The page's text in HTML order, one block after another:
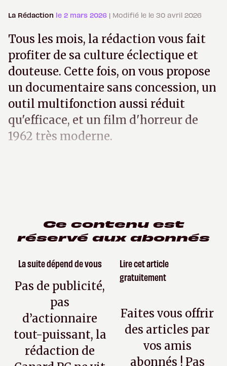
La Rédaction le 2 mars 2026 | Modifié le le 30 avril 2026
Tous les mois, la rédaction vous fait
profiter de sa culture éclectique et
douteuse. Cette fois, on vous propose
un documentaire sans concession, un
outil multifonction aussi réduit
qu'efficace, et un film d'horreur de
1962 très moderne.
Ce contenu est
réservé aux abonnés
La suite dépend de vous
Pas de publicité,
pas
d’actionnaire
tout-puissant, la
rédaction de
Lire cet article
gratuitement
Faites vous offrir
des articles par
vos amis
abonnés ! Pas